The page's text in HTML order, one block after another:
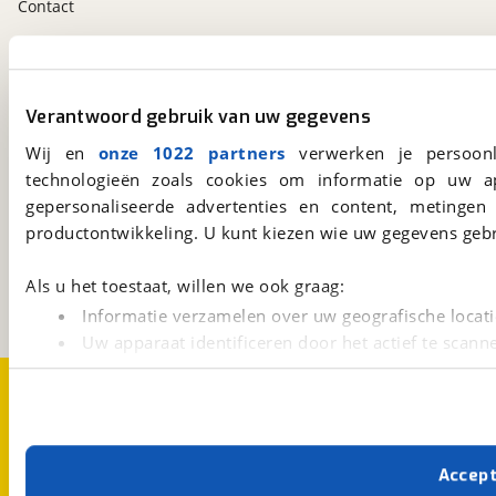
Verantwoord gebruik van uw gegevens
Wij en onze 1022 partners verwerken je
technologieën zoals cookies om informatie op
gepersonaliseerde advertenties en content,
productontwikkeling. U kunt kiezen wie uw gegevens
Als u het toestaat, willen we ook graag:
Informatie verzamelen over uw geografische
Uw apparaat identificeren door het actief te
Lees meer over hoe uw persoonlijke gegevens worden
Met cookies en vergelijkbare technieken zorgen we
cookies zorgen ervoor dat de website goed werkt.
Contact
viaBOVAG.nl
15
Een initiatief van
BOVAG
viaBOVAG.nl app
Altijd het meest recente aanbod bij de hand.